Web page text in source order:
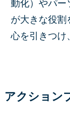
動化）やパー
が大きな役割
心を引きつけ
アクション